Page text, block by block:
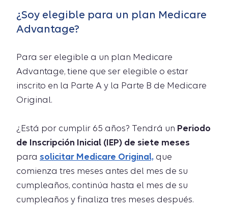
¿Soy elegible para un plan Medicare
Advantage?
Para ser elegible a un plan Medicare
Advantage, tiene que ser elegible o estar
inscrito en la Parte A y la Parte B de Medicare
Original.
¿Está por cumplir 65 años? Tendrá un Periodo
de Inscripción Inicial (IEP) de siete meses
para solicitar Medicare Original, que
comienza tres meses antes del mes de su
cumpleaños, continúa hasta el mes de su
cumpleaños y finaliza tres meses después.